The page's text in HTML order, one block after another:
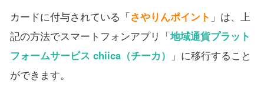
カードに付与されている「さやりんポイント 」は、上
記の方法でスマートフォンアプリ「地域通貨プラット
フォームサービス chiica（チーカ）
」に移行すること
ができます。